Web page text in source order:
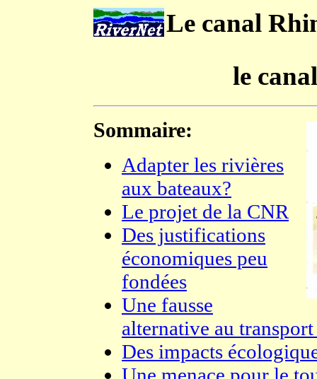
Le canal
le
Sommaire:
Adapter les rivières
aux bateaux?
Le projet de la CNR
Des justifications
économiques peu
fondées
Une fausse
alternative au
Des impacts